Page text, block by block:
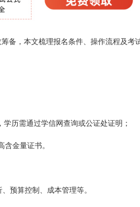
备，本文梳理报名条件、操作流程及考
历需通过学信网查询或公证处证明；
含金量证书。
预算控制、成本管理等。